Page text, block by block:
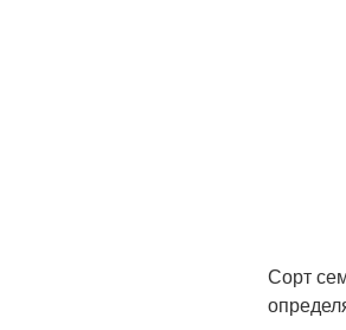
Сорт